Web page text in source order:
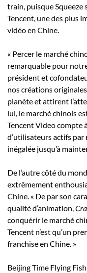
train, puisque Squeeze
Tencent, une des plus
vidéo en Chine.
« Percer le marché
remarquable pour
président et
nos créations
planète et attirent
lui, le marché chinois
Tencent Video compte
d’utilisateurs actifs
inégalée jusqu’à
De l’autre côté du
extrêmement
Chine. « De par son
qualité d’animation,
conquérir le marché
Tencent n’est qu’un
franchise en Chine. »
Beijing Time Flying